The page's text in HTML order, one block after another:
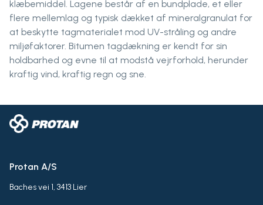
klæbemiddel. Lagene består af en bundplade, et eller
flere mellemlag og typisk dækket af mineralgranulat for
at beskytte tagmaterialet mod UV-stråling og andre
miljøfaktorer. Bitumen tagdækning er kendt for sin
holdbarhed og evne til at modstå vejrforhold, herunder
kraftig vind, kraftig regn og sne.
Protan A/S
Baches vei 1, 3413 Lier